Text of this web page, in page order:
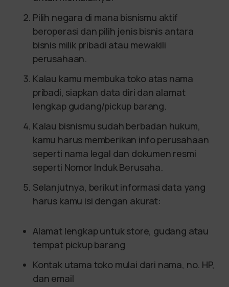
Pilih negara di mana bisnismu aktif
beroperasi dan pilih jenis bisnis antara
bisnis milik pribadi atau mewakili
perusahaan.
Kalau kamu membuka toko atas nama
pribadi, siapkan data diri dan alamat
lengkap gudang/pickup barang.
Kalau bisnismu sudah berbadan hukum,
kamu harus memberikan info perusahaan
seperti nama legal dan dokumen resmi
seperti Nomor Induk Berusaha.
Selanjutnya, berikut informasi data yang
harus kamu isi dengan akurat:
Alamat lengkap untuk store, gudang atau
tempat pickup barang
Kontak utama toko mulai dari nama, no. HP,
dan email